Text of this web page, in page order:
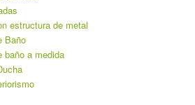
estructura de metal
Baño
baño a medida